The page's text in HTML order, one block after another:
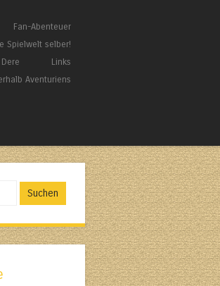
Fan-Abenteuer
Spielwelt selber!
Links
Aventuriens